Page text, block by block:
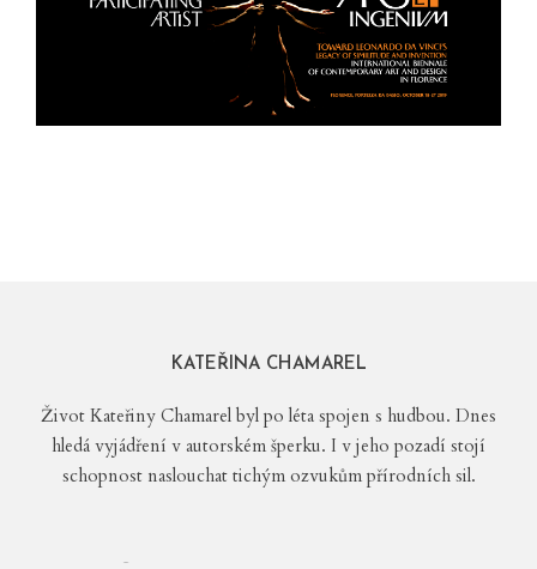
KATEŘINA CHAMAREL
Život Kateřiny Chamarel byl po léta spojen s hudbou. Dnes
hledá vyjádření v autorském šperku. I v jeho pozadí stojí
schopnost naslouchat tichým ozvukům přírodních sil.